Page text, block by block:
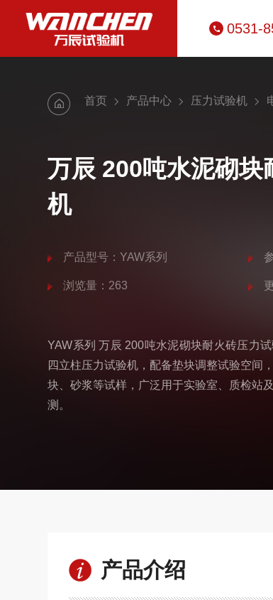
0531-
首页 产品中心 压力试验机
万辰 200吨水泥砌块
机
产品型号：YAW系列
浏览量：263
YAW系列 万辰 200吨水泥砌块耐火砖压力
四立柱压力试验机，配备垫块调整试验空间
块、砂浆等试样，广泛用于实验室、质检站
测。
产品介绍